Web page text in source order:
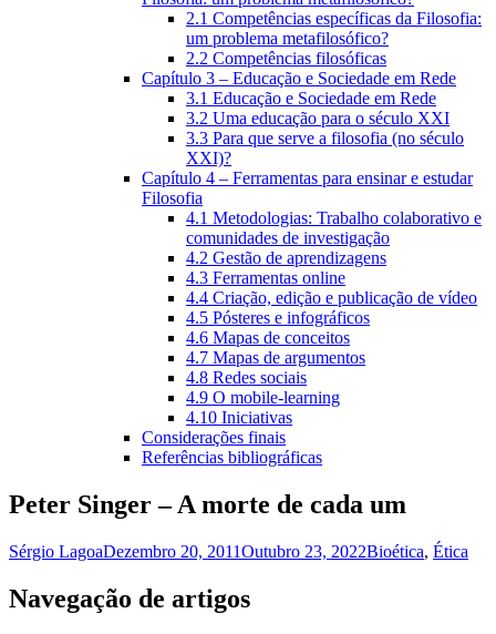
2.1 Competências específicas da Filosofia:
um problema metafilosófico?
2.2 Competências filosóficas
Capítulo 3 – Educação e Sociedade em Rede
3.1 Educação e Sociedade em Rede
3.2 Uma educação para o século XXI
3.3 Para que serve a filosofia (no século
XXI)?
Capítulo 4 – Ferramentas para ensinar e estudar
Filosofia
4.1 Metodologias: Trabalho colaborativo e
comunidades de investigação
4.2 Gestão de aprendizagens
4.3 Ferramentas online
4.4 Criação, edição e publicação de vídeo
4.5 Pósteres e infográficos
4.6 Mapas de conceitos
4.7 Mapas de argumentos
4.8 Redes sociais
4.9 O mobile-learning
4.10 Iniciativas
Considerações finais
Referências bibliográficas
Peter Singer – A morte de cada um
Sérgio LagoaDezembro 20, 2011Outubro 23, 2022Bioética, Ética
Navegação de artigos